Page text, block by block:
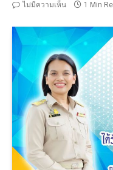
ไม่มีความเห็น
1 Min